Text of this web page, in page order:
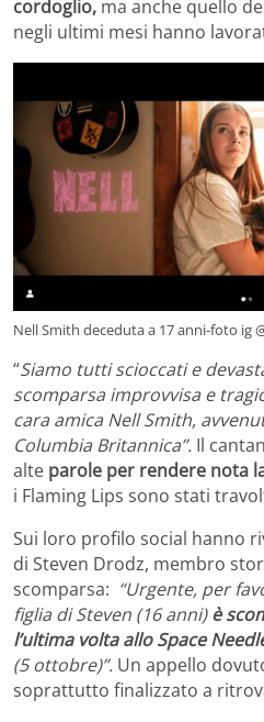
cordoglio, ma anche quello
negli ultimi mesi hanno
Nell Smith deceduta a 17 anni-foto ig
“Siamo tutti scioccati e
scomparsa improvvisa e
cara amica Nell Smith,
Columbia Britannica”. Il
alte parole per rendere nota
i Flaming Lips sono stati
Sui loro profilo social hanno
di Steven Drodz, membro
scomparsa: “Urgente, per
figlia di Steven (16 anni)è
l’ultima volta allo Space
(5 ottobre)”. Un appello
soprattutto finalizzato a